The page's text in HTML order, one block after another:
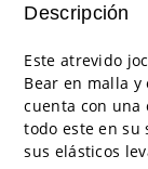
Descripción
Este atrevido
Bear en malla
cuenta con una
todo este en su
sus elásticos